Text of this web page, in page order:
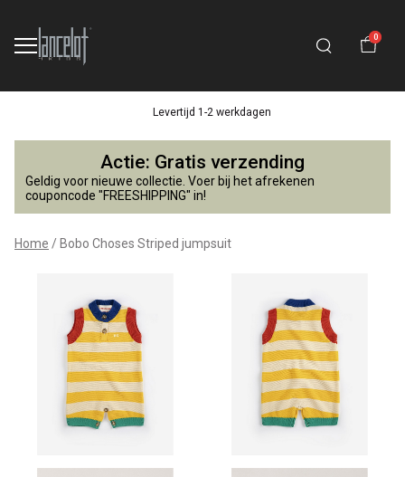
0
Levertijd 1-2 werkdagen
Bobo
Choses
Striped
jumpsuit
Lancelot
Kids
Actie: Gratis verzending
Geldig voor nieuwe collectie. Voer bij het afrekenen
couponcode "FREESHIPPING" in!
Home Bobo Choses Striped jumpsuit